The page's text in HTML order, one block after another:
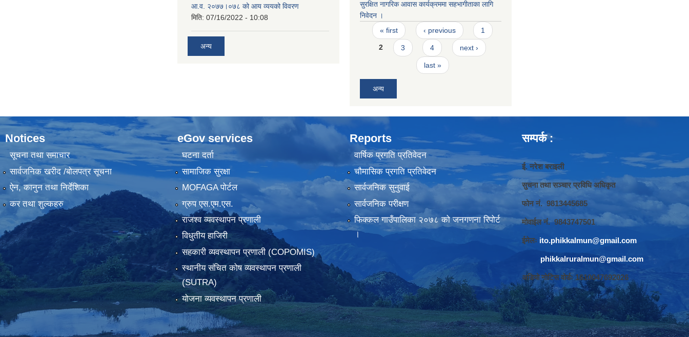
आ.व. २०७७।०७८ को आय व्ययको विवरण
मिति: 07/16/2022 - 10:08
अन्य
सुरक्षित नागरिक आवास कार्यक्रममा सहभागीताका लागि
निवेदन ।
Pages
« first ‹ previous 1
2 3 4 next ›
last »
अन्य
Notices
सूचना तथा समाचार
सार्वजनिक खरीद /बोलपत्र सूचना
ऐन, कानुन तथा निर्देशिका
कर तथा शुल्कहरु
eGov services
घटना दर्ता
सामाजिक सुरक्षा
MOFAGA पोर्टल
ग्रुप एस.एम.एस.
राजश्व व्यवस्थापन प्रणाली
विधुतीय हाजिरी
सहकारी व्यवस्थापन प्रणाली (COPOMIS)
स्थानीय संचित कोष व्यवस्थापन प्रणाली
(SUTRA)
योजना व्यवस्थापन प्रणाली
Reports
वार्षिक प्रगति प्रतिवेदन
चौमासिक प्रगति प्रतिवेदन
सार्वजनिक सुनुवाई
सार्वजनिक परीक्षण
फिक्कल गाउँपालिका २०७८ को जनगणना रिपोर्ट
।
सम्पर्क :
ई. नरेश बराइली
सुचना तथा सञ्‍चार प्रविधि अधिकृत
फोन नं. 9813445685
मोवाईल नं. 9843747501
ईमेलः ito.phikkalmun@gmail.com
phikkalruralmun@gmail.com
अडियो नोटिस वोर्डः 1610047692026